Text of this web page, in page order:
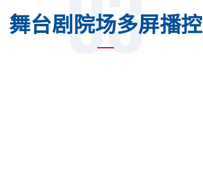
舞台剧院场多屏播控